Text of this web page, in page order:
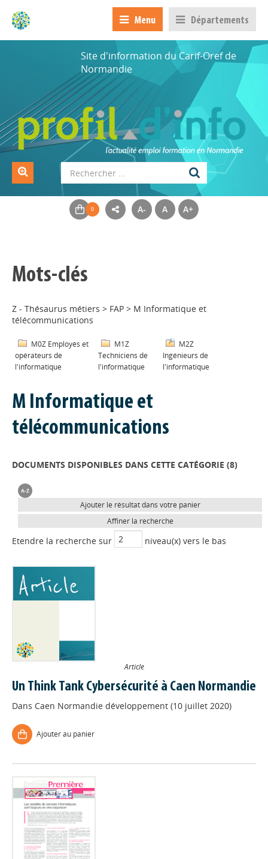
Menu Départements
Site d'information du Carif-Oref de
Normandie
A- A A+
Mots-clés
Z - Thésaurus métiers > FAP > M Informatique et
télécommunications
M0Z Employés et
opérateurs de
l'informatique
M1Z
Techniciens de
l'informatique
M2Z
Ingénieurs de
l'informatique
M Informatique et
télécommunications
DOCUMENTS DISPONIBLES DANS CETTE CATÉGORIE (8)
Ajouter le résultat dans votre panier
Affiner la recherche
Etendre la recherche sur niveau(x) vers le bas
Article
Un Think Tank Cybersécurité à Caen Normandie
Dans Caen Normandie développement (10 juillet 2020)
Ajouter au panier